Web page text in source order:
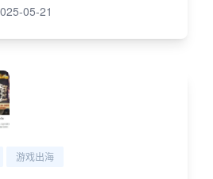
05-21
游戏出海